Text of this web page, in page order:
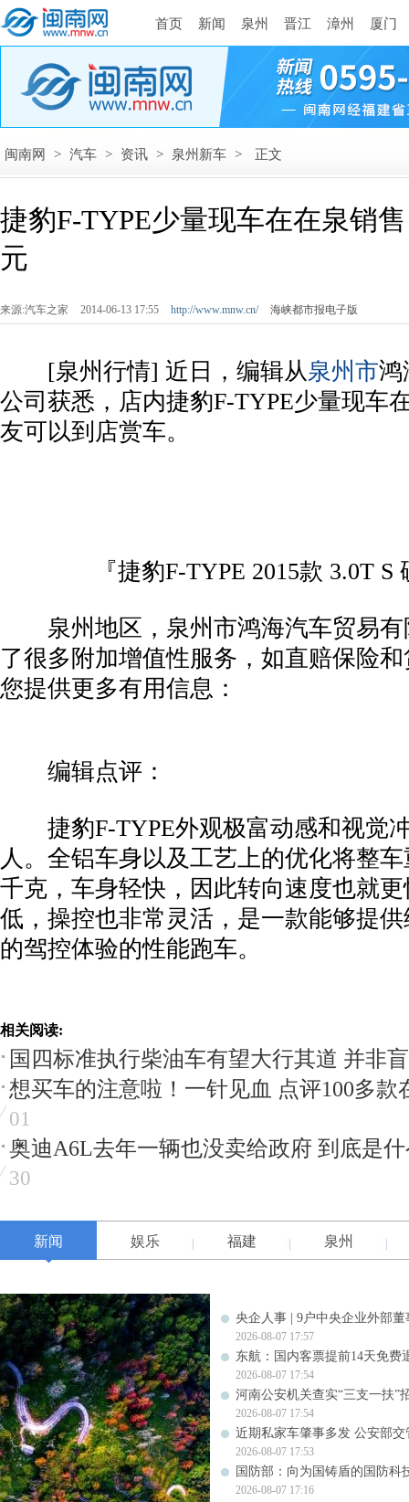
首页 新闻 泉州 晋江 漳州 厦门
闽南网 > 汽车 > 资讯 > 泉州新车 > 正文
捷豹F-TYPE少量现车在在泉销
元
来源:汽车之家 2014-06-13 17:55 http://www.mnw.cn/ 海峡都市报电子版
[泉州行情] 近日，编辑从泉州市鸿
公司获悉，店内捷豹F-TYPE少量现车
友可以到店赏车。
『捷豹F-TYPE 2015款 3.0T S
泉州地区，泉州市鸿海汽车贸易有
了很多附加增值性服务，如直赔保险
您提供更多有用信息：
编辑点评：
捷豹F-TYPE外观极富动感和视觉
人。全铝车身以及工艺上的优化将整
千克，车身轻快，因此转向速度也就
低，操控也非常灵活，是一款能够提
的驾控体验的性能跑车。
相关阅读:
国四标准执行柴油车有望大行其道 并非
想买车的注意啦！一针见血 点评100多款
01
奥迪A6L去年一辆也没卖给政府 到底是
30
新闻 娱乐 福建 泉州
央企人事 | 9户中央企业外部
2026-08-07 17:57
东航：国内客票提前14天免费
2026-08-07 17:54
河南公安机关查实“三支一扶”
2026-08-07 17:54
近期私家车肇事多发 公安部
2026-08-07 17:53
国防部：向为国铸盾的国防科
2026-08-07 17:16